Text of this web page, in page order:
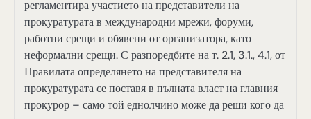
регламентира участието на представители на
прокуратурата в международни мрежи, форуми,
работни срещи и обявени от организатора, като
неформални срещи. С разпоредбите на т. 2.1, 3.1., 4.1, от
Правилата определянето на представителя на
прокуратурата се поставя в пълната власт на главния
прокурор – само той еднолчино може да реши кого да